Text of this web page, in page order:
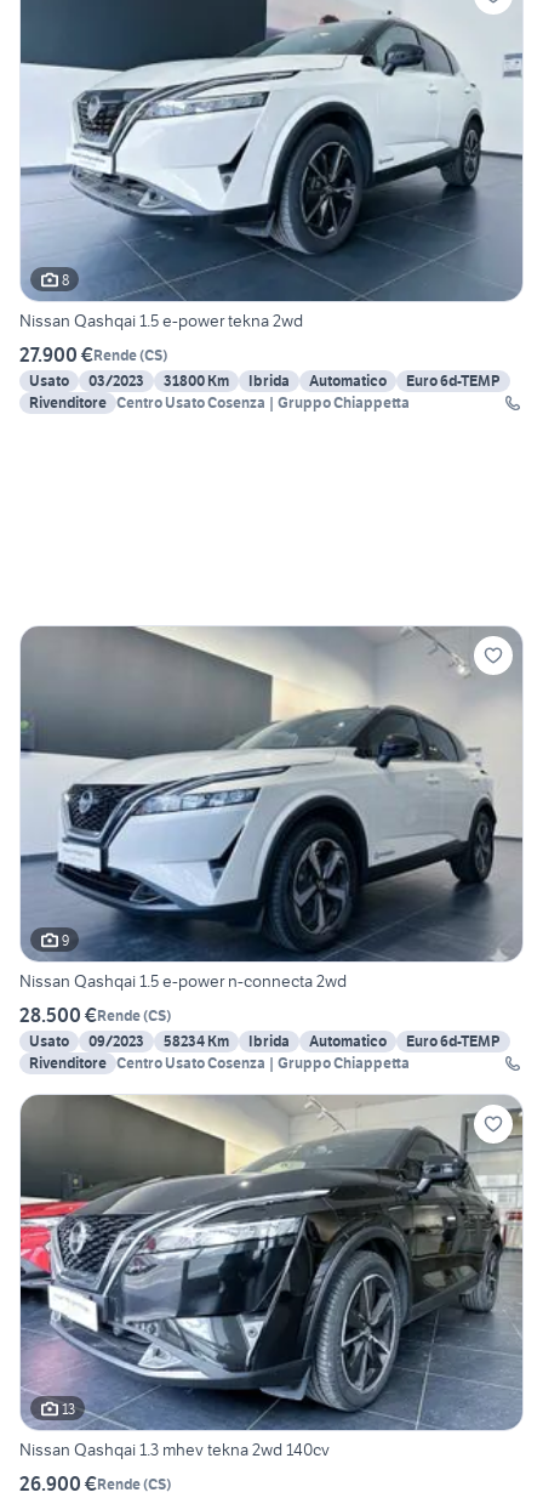
8
Nissan Qashqai 1.5 e-power tekna 2wd
27.900 €Rende(CS)
Usato
03/2023 31800 Km Ibrida Automatico
Euro 6d-TEMP
Rivenditore Centro Usato Cosenza | Gruppo Chiappetta
9
Nissan Qashqai 1.5 e-power n-connecta 2wd
28.500 €Rende(CS)
Usato
09/2023 58234 Km Ibrida Automatico
Euro 6d-TEMP
Rivenditore Centro Usato Cosenza | Gruppo Chiappetta
13
Nissan Qashqai 1.3 mhev tekna 2wd 140cv
26.900 €Rende(CS)